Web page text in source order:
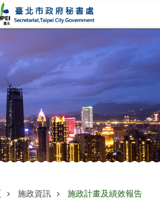
施政資訊 施政計畫及績效報告